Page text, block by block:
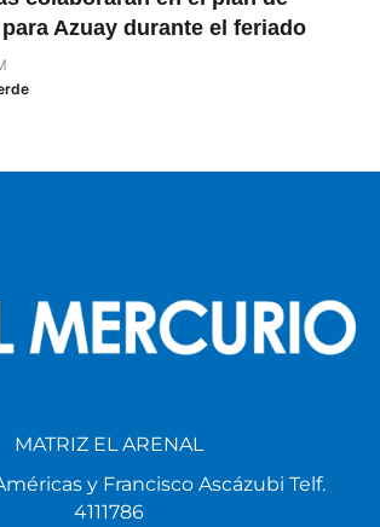
Azuay durante el feriado
MATRIZ EL ARENAL
y Francisco Ascázubi Telf.
4111786